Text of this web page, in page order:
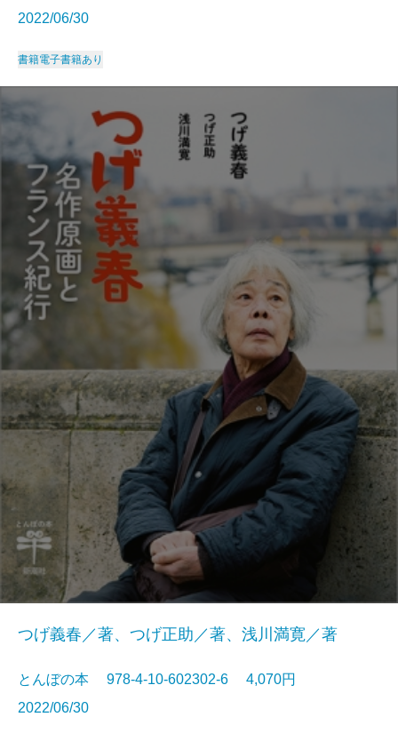
2022/06/30
書籍電子書籍あり
つげ義春／著、つげ正助／著、浅川満寛／著
とんぼの本 978-4-10-602302-6 4,070円
2022/06/30